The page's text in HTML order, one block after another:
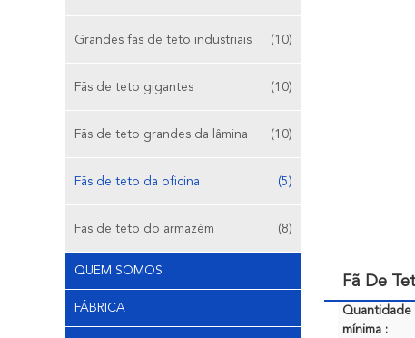
Grandes fãs de teto industriais (10)
Fãs de teto gigantes (10)
Fãs de teto grandes da lâmina (10)
Fãs de teto da oficina (5)
Fãs de teto do armazém (8)
QUEM SOMOS
FÁBRICA
Fã De
mínima :